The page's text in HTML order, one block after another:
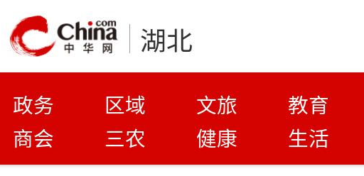
湖北
政务 区域 文旅 教育
商会
三农 健康 生活